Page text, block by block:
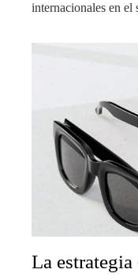
internacionales en el
La